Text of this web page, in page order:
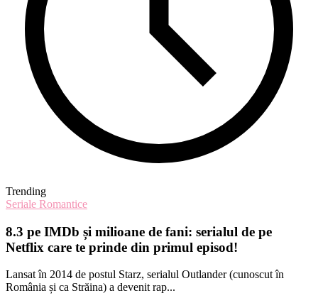
Trending
Seriale Romantice
8.3 pe IMDb și milioane de fani: serialul de pe
Netflix care te prinde din primul episod!
Lansat în 2014 de postul Starz, serialul Outlander (cunoscut în
România și ca Străina) a devenit rap...